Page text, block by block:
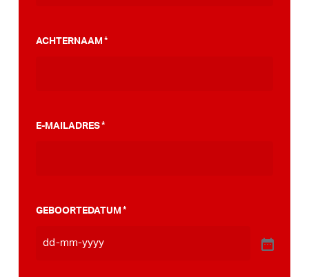
ACHTERNAAM *
E-MAILADRES*
GEBOORTEDATUM *